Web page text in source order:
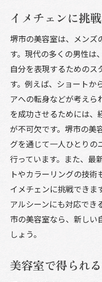
イメチェンに挑
堺市の美容室は、メンズ
す。現代の多くの男性は
自分を表現するためのス
す。例えば、ショートか
アへの転身などが考えら
を成功させるためには、
が不可欠です。堺市の美
グを通じて一人ひとりの
行っています。また、最
トやカラーリングの技
イメチェンに挑戦できま
アルシーンにも対応でき
市の美容室なら、新しい
しょう。
美容室で得られ